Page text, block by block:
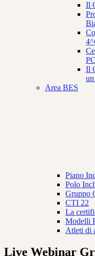
Il
Il
Area BES
Piano
Polo
Gruppo
CTI 22
La
Modelli
Atleti di
Live Webinar